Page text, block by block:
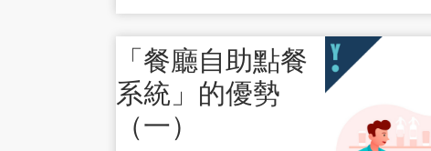
「餐廳自助點餐
系統」的優勢
（一）